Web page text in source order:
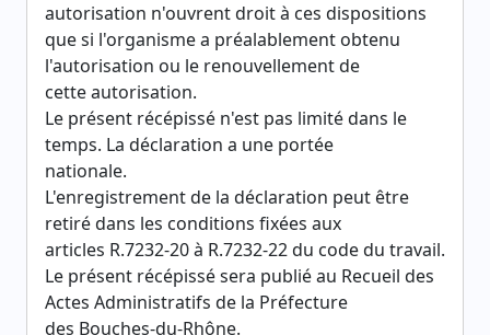
autorisation n'ouvrent droit à ces dispositions
que si l'organisme a préalablement obtenu
l'autorisation ou le renouvellement de
cette autorisation.
Le présent récépissé n'est pas limité dans le
temps. La déclaration a une portée
nationale.
L'enregistrement de la déclaration peut être
retiré dans les conditions fixées aux
articles R.7232-20 à R.7232-22 du code du travail.
Le présent récépissé sera publié au Recueil des
Actes Administratifs de la Préfecture
des Bouches-du-Rhône.